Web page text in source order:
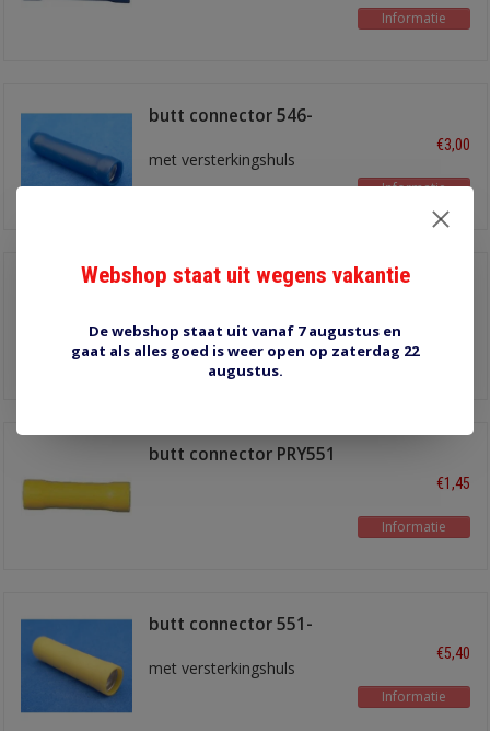
Informatie
butt connector 546-
met versterkingshuls
€3,00
Informatie
PRU546/16 parallel
Informatie
butt connector PRY551
€1,45
Informatie
butt connector 551-
met versterkingshuls
€5,40
Informatie
Webshop staat uit wegens vakantie
De webshop staat uit vanaf 7 augustus en
gaat als alles goed is weer open op zaterdag 22
augustus.